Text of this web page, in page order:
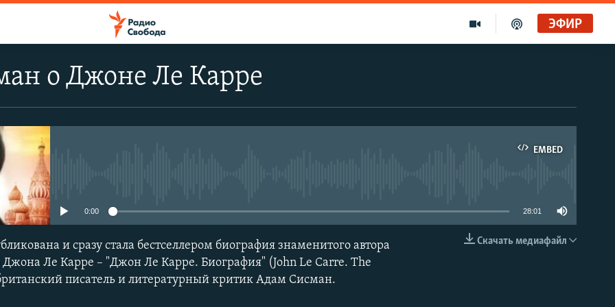
ЭФИР
Радио Свобода Live
о Джоне Ле Карре
EMBED
EMBED
0:00 28:01
Скачать медиафайл
и сразу стала бестселлером биография знаменитого автора
Ле Карре – "Джон Ле Карре. Биография" (John Le Carre. The
писатель и литературный критик Адам Сисман.